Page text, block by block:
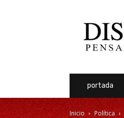
portada
Inicio Política